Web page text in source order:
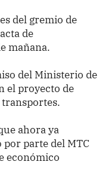
del gremio de
de
mañana.
del Ministerio de
el proyecto de
ahora ya
parte del MTC
económico